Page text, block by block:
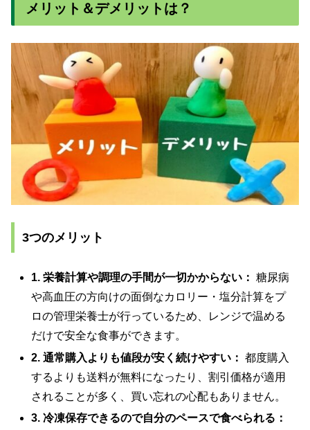
メリット＆デメリットは？
3つのメリット
1. 栄養計算や調理の手間が一切かからない： 糖尿病
や高血圧の方向けの面倒なカロリー・塩分計算をプ
ロの管理栄養士が行っているため、レンジで温める
だけで安全な食事ができます。
2. 通常購入よりも値段が安く続けやすい： 都度購入
するよりも送料が無料になったり、割引価格が適用
されることが多く、買い忘れの心配もありません。
3. 冷凍保存できるので自分のペースで食べられる：